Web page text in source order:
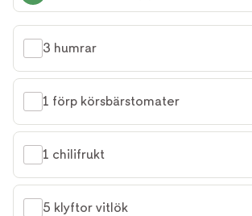
3 humrar
1 förp körsbärstomater
1 chilifrukt
5 klyftor vitlök